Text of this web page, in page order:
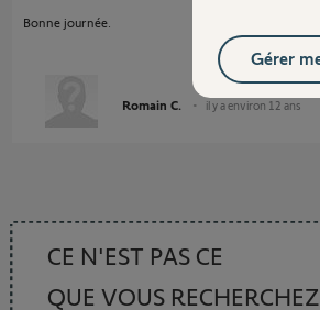
Bonne journée.
Romain C. il y a environ 12 ans
CE N'EST PAS CE
QUE VOUS RECHERCHEZ
Gérer